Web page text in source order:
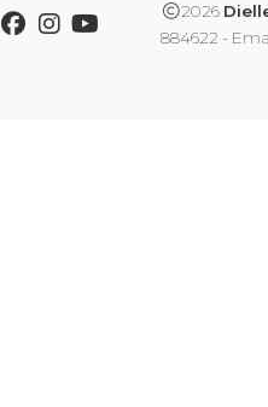
Facebook
Instagram
Youtube
2026
884622 -